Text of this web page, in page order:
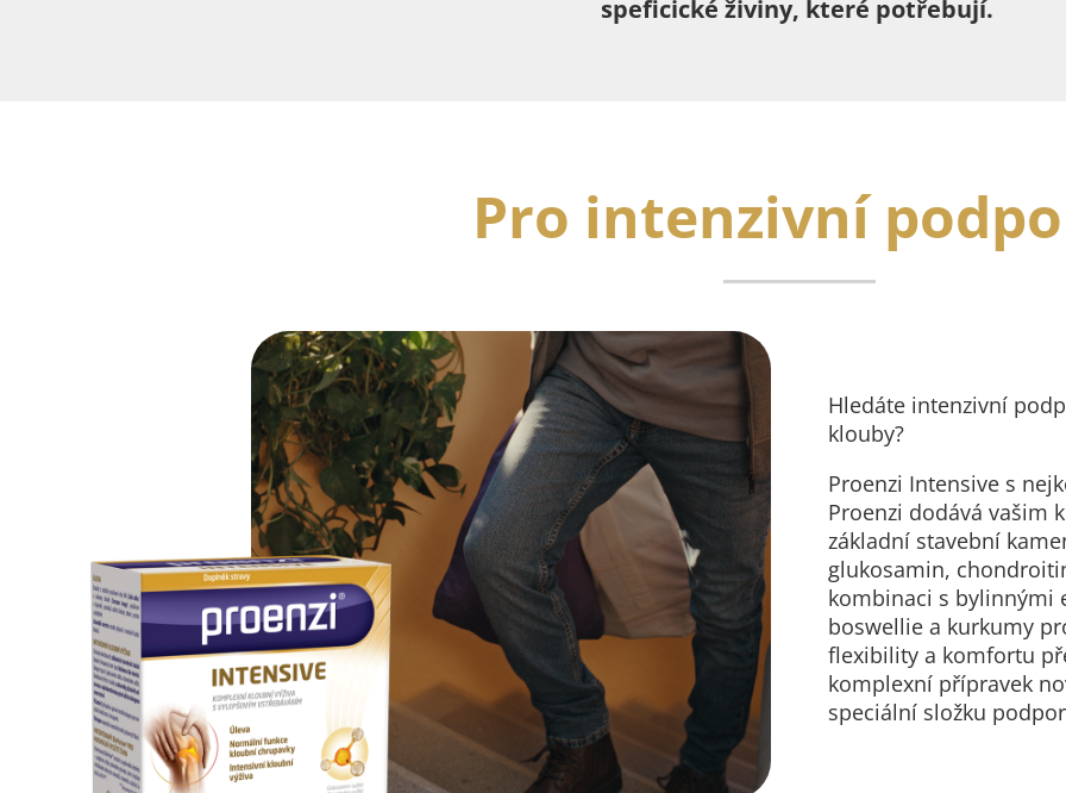
speficické živiny, které potřebují.
Pro intenzivní
Hledáte intenzivní
klouby?
Proenzi Intensive s
Proenzi dodává vašim
základní stavební
glukosamin,
kombinaci s bylinnými
boswellie a kurkumy
flexibility a komfortu
komplexní přípravek
speciální složku